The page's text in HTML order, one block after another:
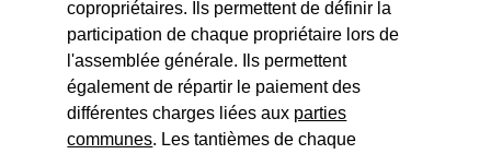
copropriétaires. Ils permettent de définir la
participation de chaque propriétaire lors de
l'assemblée générale. Ils permettent
également de répartir le paiement des
différentes charges liées aux parties
communes. Les tantièmes de chaque